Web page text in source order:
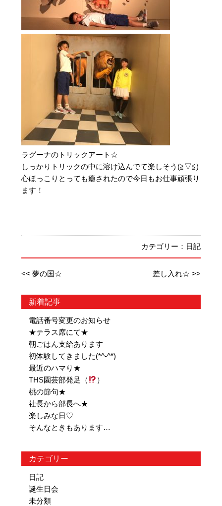
ラグーナのトリックアート☆
しっかりトリックの中に溶け込んでて楽しそう(≧▽≦)
心ほっこりとっても癒されたので今日もお仕事頑張り
ます！
カテゴリー： 日記
<< 夢の国☆ 差し入れ☆ >>
新着記事
電話番号変更のお知らせ
★テラス席にて★
朝ごはん支給あります
初体験してきました(*^-^*)
最近のハマり★
THS園芸部発足（
）
桃の節句★
社長から部長へ★
楽しみな日♡
そんなときもあります…
カテゴリー
日記
誕生日会
未分類